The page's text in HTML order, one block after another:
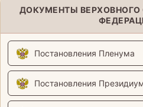
ДОКУМЕНТЫ
Постановления Пленума
Постановления